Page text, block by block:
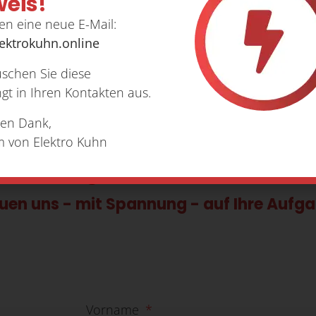
Ideen und Problemlöser
und geerdet?
uns - mit Spannung - auf Ihre
Vorname
eine neue E-Mail:
Sie diese
in Ihren Kontakten aus.
Dank,
von Elektro Kuhn